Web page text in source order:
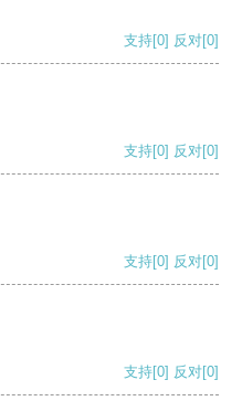
支持[0] 反对[0]
支持[0] 反对[0]
支持[0] 反对[0]
支持[0] 反对[0]